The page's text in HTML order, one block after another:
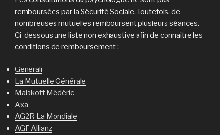
remboursées par la Sécurité Sociale. Toutefois, de
nombreuses mutuelles remboursent plusieurs séances.
Ci-dessous une liste non exhaustive afin de connaitre les
conditions de remboursement :
Generali
La Mutuelle Générale
Malakoff Médéric
Axa
AG2R La Mondiale
AGF Allianz